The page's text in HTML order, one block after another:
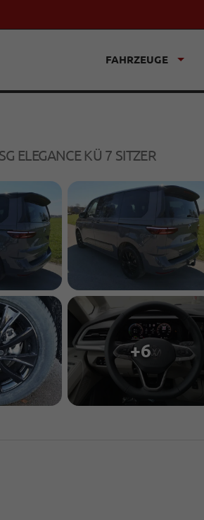
FAHRZEUGE
ELEGANCE KÜ 7 SITZER
+6